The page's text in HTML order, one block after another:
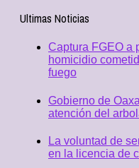
Ultimas Noticias
Captura FGEO a
homicidio
fuego
Gobierno de
atención del
La voluntad de
en la licencia de